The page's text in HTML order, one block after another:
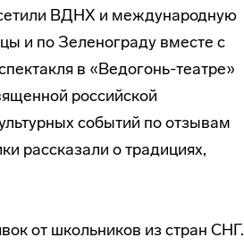
ВДНХ и международную
и по Зеленограду вместе с
в «Ведогонь-театре»
российской
событий по отзывам
рассказали о традициях,
от школьников из стран СНГ.